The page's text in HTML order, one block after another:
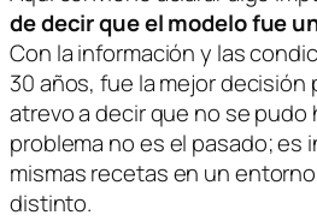
de decir que el modelo fue
Con la información y las
30 años, fue la mejor decisión
atrevo a decir que no se pudo
problema no es el pasado; es
mismas recetas en un
distinto.